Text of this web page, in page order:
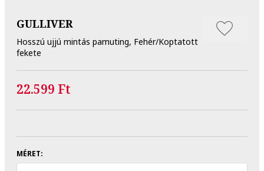
GULLIVER
Hosszú ujjú mintás pamuting, Fehér/Koptatott
fekete
22.599 Ft
MÉRET: